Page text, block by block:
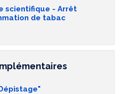
scientifique - Arrêt
de tabac